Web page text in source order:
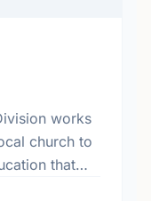
works
church to
that